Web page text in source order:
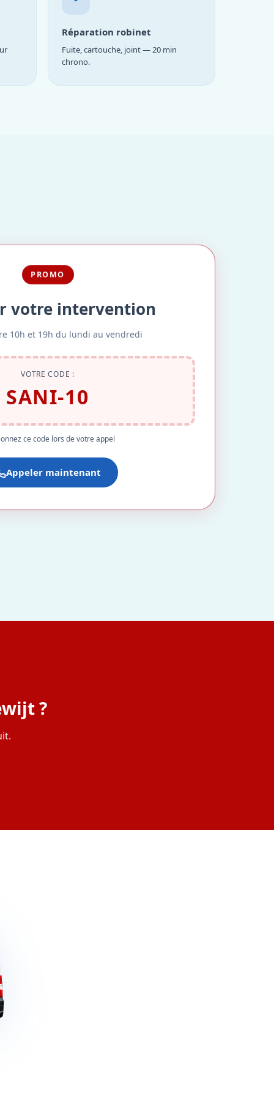
Réparation robinet
Fuite, cartouche, joint — 20 min
chrono.
PROMO
votre intervention
10h et 19h du lundi au vendredi
VOTRE CODE :
SANI-10
ce code lors de votre appel
Appeler maintenant
?